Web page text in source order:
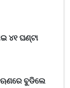
୪୧ ଘଣ୍ଟା
ଋଣରେ ବୁଡିଲେ